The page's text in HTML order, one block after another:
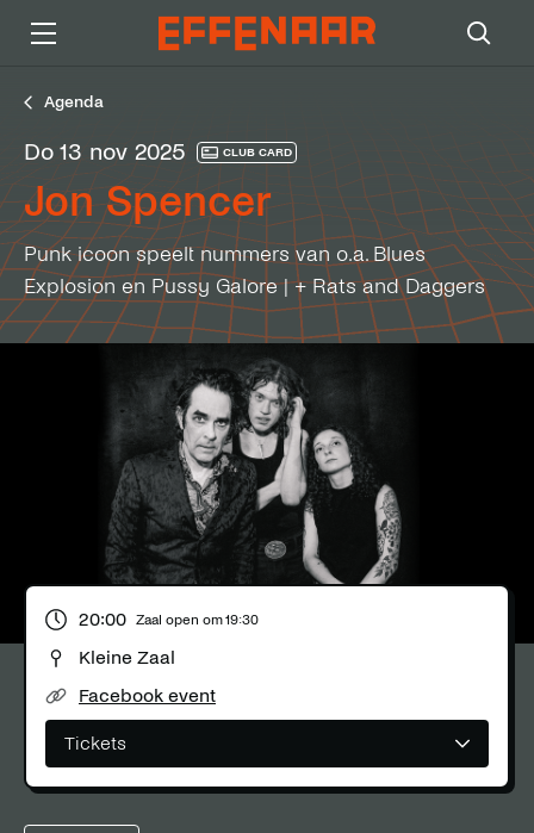
Agenda
do 13 nov 2025 CLUB CARD
Jon Spencer
Punk icoon speelt nummers van o.a. Blues
Explosion en Pussy Galore | + Rats and Daggers
20:00 Zaal open om19:30
Kleine Zaal
Facebook event
Tickets